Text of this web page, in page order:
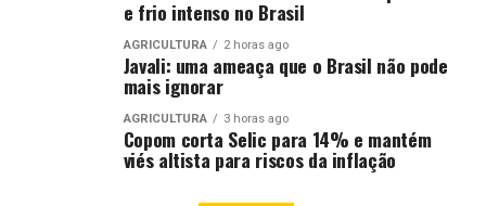
e frio intenso no Brasil
AGRICULTURA 2 horas ago
Javali: uma ameaça que o Brasil não pode
mais ignorar
AGRICULTURA 3 horas ago
Copom corta Selic para 14% e mantém
viés altista para riscos da inflação